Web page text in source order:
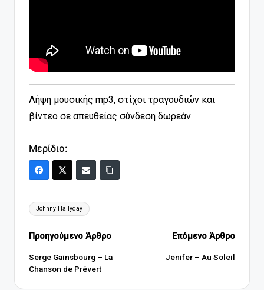
Λήψη μουσικής mp3, στίχοι τραγουδιών και
βίντεο σε απευθείας σύνδεση δωρεάν
Μερίδιο:
Ετικέτες:
Johnny Hallyday
Πλοήγηση
δημοσιεύσεων
Προηγούμενο Άρθρο
Serge Gainsbourg – La
Chanson de Prévert
Επόμενο Άρθρο
Jenifer – Au Soleil